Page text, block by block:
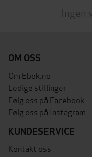
OM OSS
Om Ebok.no
Ledige stillinger
Følg oss på Facebook
Følg oss på Instagram
KUNDESERVICE
Kontakt oss